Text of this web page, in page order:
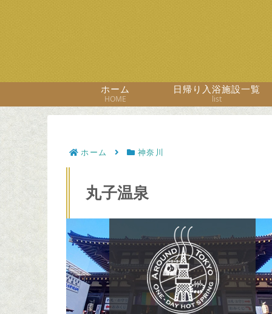
ホーム
HOME
日帰り入浴施設一覧
list
ホーム 神奈川
丸子温泉